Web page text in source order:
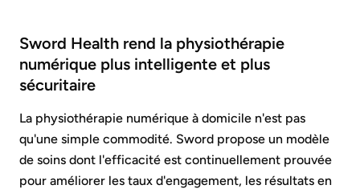
Sword Health rend la physiothérapie
numérique plus intelligente et plus
sécuritaire
La physiothérapie numérique à domicile n'est pas
qu'une simple commodité. Sword propose un modèle
de soins dont l'efficacité est continuellement prouvée
pour améliorer les taux d'engagement, les résultats en